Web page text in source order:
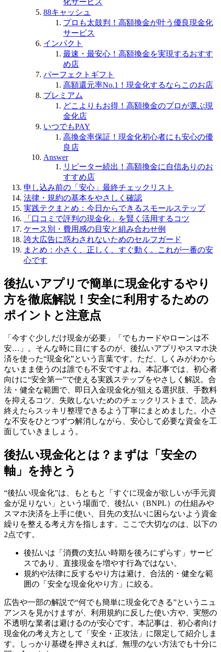
88キャッシュ
プロも太鼓判！高額換金が叶う優良現金化
サービス
インパクト
最速・最安心！高額換金を実現するおすす
め店
パーフェクトギフト
高額還元率No.1！現金化するならこのお店
プレミアム
どこよりもお得！高額換金のプロが選ぶ現
金化店
いつでもPAY
高換金率保証！現金化初心者にも安心の優
良店
Answer
リピーター続出！高額換金に自信ありのお
すすめ店
申し込み前の「安心」最終チェックリスト
法律・規約の基本をやさしく確認
実践テクまとめ：今日からできるスモールステップ
「口コミで評判の現金化」を賢く活用するコツ
ケース別・費用感の目安と組み合わせ例
誇大広告に惑わされないためのセルフガード
まとめ：小さく、正しく、すぐ動く。これが一番の安
心です
後払いアプリで簡単に現金化するやり
方を徹底解説！安全に利用するための
ポイントと注意点
「今すぐ少しだけ現金が必要」「でもカードやローンは不
安…」。そんな時に目にするのが、後払いアプリやスマホ決
済を使った“現金化”という言葉です。ただ、しくみがわから
ないまま使うのは誰でも不安ですよね。本記事では、初心者
向けに“安全第一”で使える実践ステップをやさしく解説。合
法・健全な範囲で、即日入金現金化が狙える選択肢、手数料
を抑えるコツ、失敗しないためのチェックリストまで、読み
終えたらスッキリ整理できるよう丁寧にまとめました。小さ
な不安をひとつずつ解消しながら、安心して必要な資金を工
面していきましょう。
後払い現金化とは？まずは「安全の
軸」を持とう
“後払い現金化”は、もともと「すぐに現金が欲しいが手元資
金が足りない」という場面で、後払い（BNPL）の仕組みや
スマホ決済を上手に使い、目先の支払いに困らないよう資金
繰りを整える考え方を指します。ここで大切なのは、以下の
2点です。
後払いは「消費の支払い時期を後ろにずらす」サービ
スであり、直接現金を増やす行為ではない。
規約や法律に反するやり方は避け、合法的・健全な範
囲の「安全な現金化やり方」に絞る。
広告や一部の解説で“何でも簡単に現金化できる”というニュ
アンスを見かけますが、利用規約に反した使い方や、実態の
不透明な業者は避けるのが安心です。本記事は、初心者向け
現金化の考え方として「安全・正攻法」に限定して紹介しま
す。しっかり基礎を押さえれば、無理のない方法でも十分に